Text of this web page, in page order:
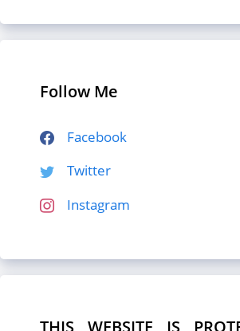
Follow Me
Facebook
Twitter
Instagram